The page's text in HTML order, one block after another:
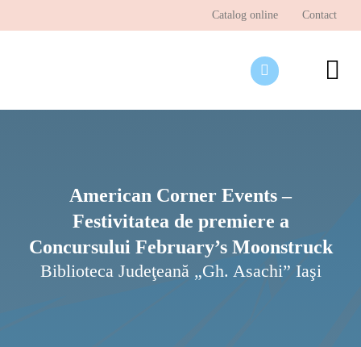
Catalog online Contact
American Corner Events –
Festivitatea de premiere a
Concursului February’s Moonstruck
Biblioteca Judeţeană „Gh. Asachi” Iaşi